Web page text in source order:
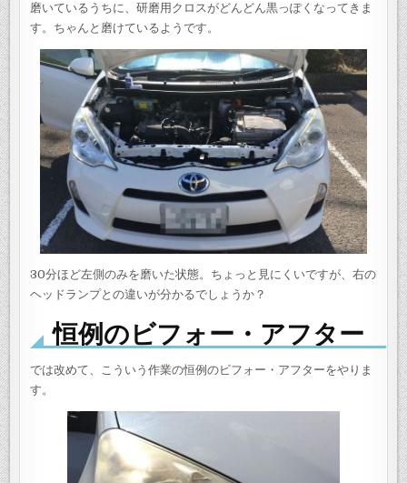
磨いているうちに、研磨用クロスがどんどん黒っぽくなってきま
す。ちゃんと磨けているようです。
30分ほど左側のみを磨いた状態。ちょっと見にくいですが、右の
ヘッドランプとの違いが分かるでしょうか？
恒例のビフォー・アフター
では改めて、こういう作業の恒例のビフォー・アフターをやりま
す。